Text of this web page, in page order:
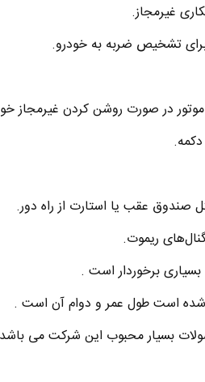
غیرمجاز.
صندوق عقب یا استارت از راه دور.
ریموت.
برخوردار است .
شده است طول عمر و دوام آن است .